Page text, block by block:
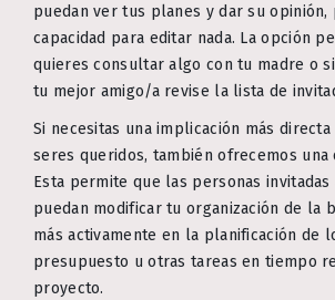
puedan ver tus planes y dar su opinión,
capacidad para editar nada. La opción
quieres consultar algo con tu madre o
tu mejor amigo/a revise la lista de
Si necesitas una implicación más
seres queridos, también ofrecemos una
Esta permite que las personas
puedan modificar tu organización de la
más activamente en la planificación de
presupuesto u otras tareas en tiempo
proyecto.